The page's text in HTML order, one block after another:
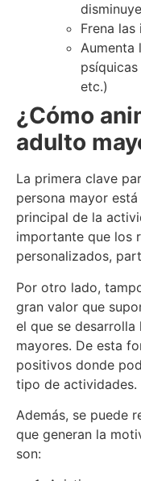
Frena
Aumenta
etc.)
¿Cómo
adulto
La primera clave
persona mayor
principal de la
importante que los
personalizados,
Por otro lado,
gran valor que
el que se
mayores. De esta
positivos donde
tipo de actividades.
Además, se puede
que generan la
son: